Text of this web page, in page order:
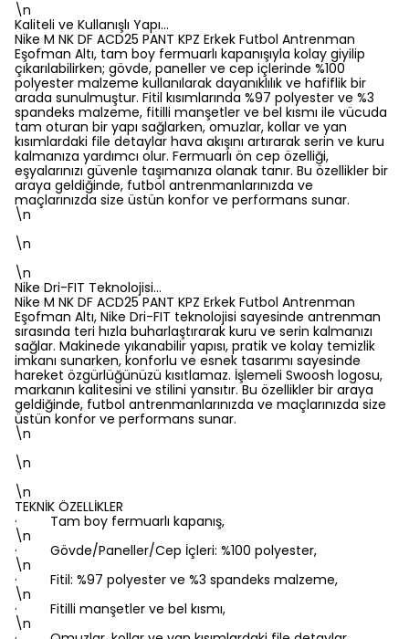
\n
Kaliteli ve Kullanışlı Yapı…
Nike M NK DF ACD25 PANT KPZ Erkek Futbol Antrenman
Eşofman Altı, tam boy fermuarlı kapanışıyla kolay giyilip
çıkarılabilirken; gövde, paneller ve cep içlerinde %100
polyester malzeme kullanılarak dayanıklılık ve hafiflik bir
arada sunulmuştur. Fitil kısımlarında %97 polyester ve %3
spandeks malzeme, fitilli manşetler ve bel kısmı ile vücuda
tam oturan bir yapı sağlarken, omuzlar, kollar ve yan
kısımlardaki file detaylar hava akışını artırarak serin ve kuru
kalmanıza yardımcı olur. Fermuarlı ön cep özelliği,
eşyalarınızı güvenle taşımanıza olanak tanır. Bu özellikler bir
araya geldiğinde, futbol antrenmanlarınızda ve
maçlarınızda size üstün konfor ve performans sunar.
\n
\n
\n
Nike Dri-FIT Teknolojisi…
Nike M NK DF ACD25 PANT KPZ Erkek Futbol Antrenman
Eşofman Altı, Nike Dri-FIT teknolojisi sayesinde antrenman
sırasında teri hızla buharlaştırarak kuru ve serin kalmanızı
sağlar. Makinede yıkanabilir yapısı, pratik ve kolay temizlik
imkanı sunarken, konforlu ve esnek tasarımı sayesinde
hareket özgürlüğünüzü kısıtlamaz. İşlemeli Swoosh logosu,
markanın kalitesini ve stilini yansıtır. Bu özellikler bir araya
geldiğinde, futbol antrenmanlarınızda ve maçlarınızda size
üstün konfor ve performans sunar.
\n
\n
\n
TEKNİK ÖZELLİKLER
· Tam boy fermuarlı kapanış,
\n
· Gövde/Paneller/Cep İçleri: %100 polyester,
\n
· Fitil: %97 polyester ve %3 spandeks malzeme,
\n
· Fitilli manşetler ve bel kısmı,
\n